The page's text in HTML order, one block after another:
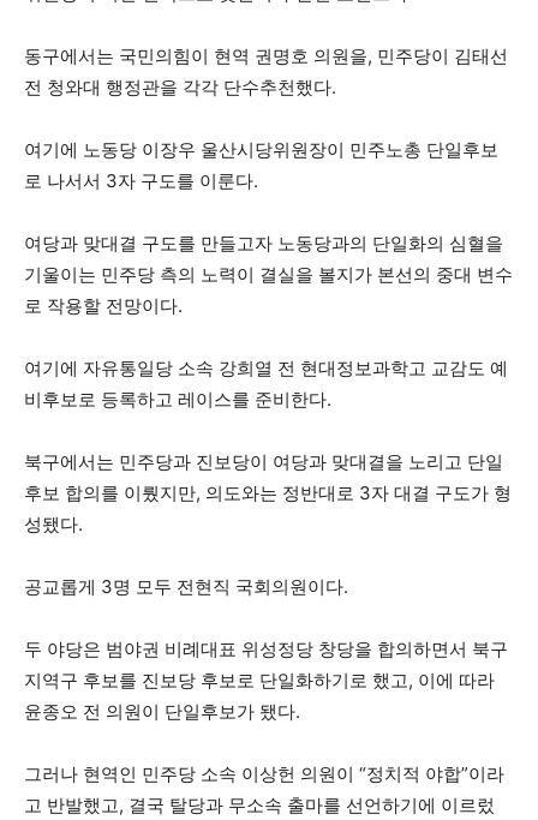
동구에서는 국민의힘이 현역 권명호 의원을, 민주당이 김태선
전 청와대 행정관을 각각 단수추천했다.
여기에 노동당 이장우 울산시당위원장이 민주노총 단일후보
로 나서서 3자 구도를 이룬다.
여당과 맞대결 구도를 만들고자 노동당과의 단일화의 심혈을
기울이는 민주당 측의 노력이 결실을 볼지가 본선의 중대 변수
로 작용할 전망이다.
여기에 자유통일당 소속 강희열 전 현대정보과학고 교감도 예
비후보로 등록하고 레이스를 준비한다.
북구에서는 민주당과 진보당이 여당과 맞대결을 노리고 단일
후보 합의를 이뤘지만, 의도와는 정반대로 3자 대결 구도가 형
성됐다.
공교롭게 3명 모두 전현직 국회의원이다.
두 야당은 범야권 비례대표 위성정당 창당을 합의하면서 북구
지역구 후보를 진보당 후보로 단일화하기로 했고, 이에 따라
윤종오 전 의원이 단일후보가 됐다.
그러나 현역인 민주당 소속 이상헌 의원이 “정치적 야합”이라
고 반발했고, 결국 탈당과 무소속 출마를 선언하기에 이르렀